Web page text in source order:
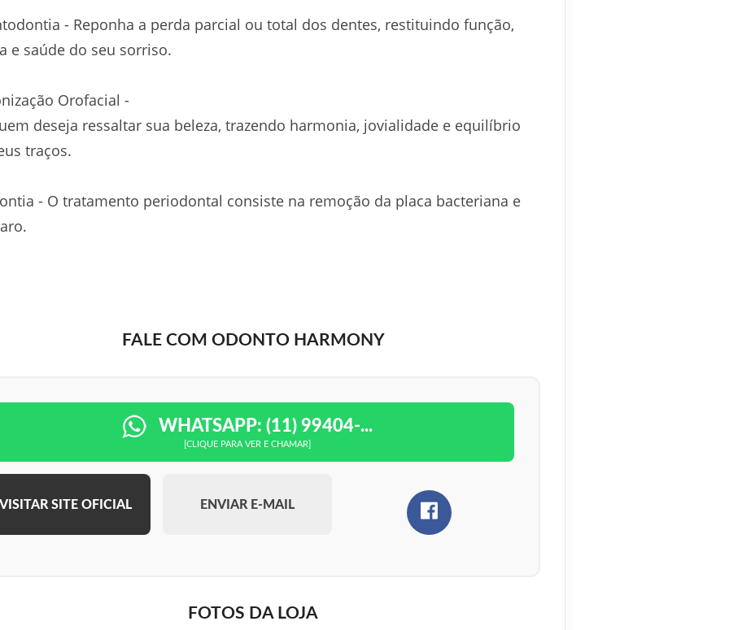
- Reponha a perda parcial ou total dos dentes, restituindo função,
e saúde do seu sorriso.
Orofacial -
deseja ressaltar sua beleza, trazendo harmonia, jovialidade e equilíbrio
traços.
- O tratamento periodontal consiste na remoção da placa bacteriana e
FALE COM ODONTO HARMONY
WHATSAPP: (11) 99404-...
[CLIQUE PARA VER E CHAMAR]
VISITAR SITE OFICIAL ENVIAR E-MAIL
FOTOS DA LOJA